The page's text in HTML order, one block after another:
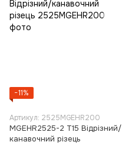
−11%
Артикул: 2525MGEHR200
MGEHR2525-2 T15 Відрізний/
канавочний різець